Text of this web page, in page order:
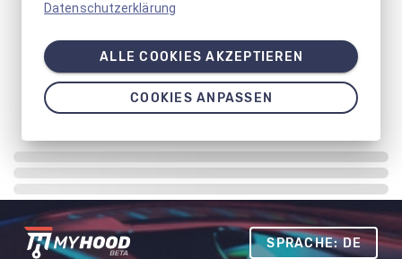
SPRACHE: DE
Datenschutzerklärung
ALLE COOKIES AKZEPTIEREN
COOKIES ANPASSEN